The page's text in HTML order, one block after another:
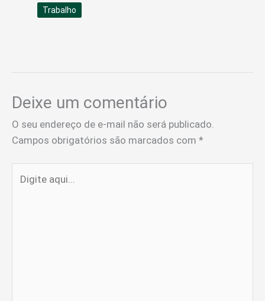
Trabalho
Deixe um comentário
O seu endereço de e-mail não será publicado.
Campos obrigatórios são marcados com *
aqui...